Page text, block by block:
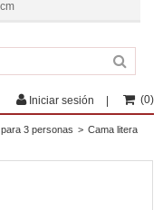
(0)
Iniciar sesión
3 personas > Cama litera